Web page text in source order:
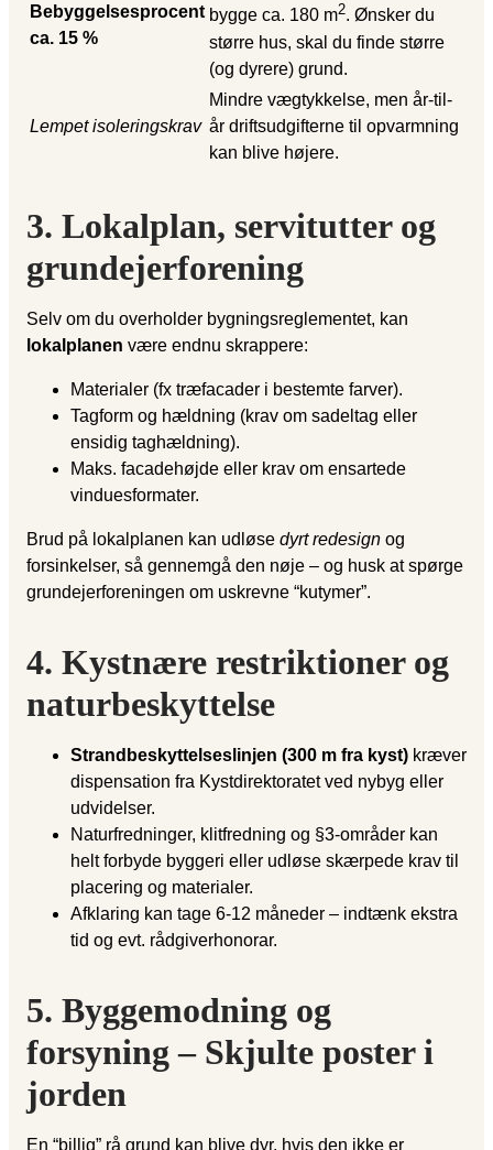
Bebyggelsesprocent
ca. 15 %
bygge ca. 180 m2. Ønsker du
større hus, skal du finde større
(og dyrere) grund.
Lempet isoleringskrav
Mindre vægtykkelse, men år-til-
år driftsudgifterne til opvarmning
kan blive højere.
3. Lokalplan, servitutter og
grundejerforening
Selv om du overholder bygningsreglementet, kan
lokalplanen være endnu skrappere:
Materialer (fx træfacader i bestemte farver).
Tagform og hældning (krav om sadeltag eller
ensidig taghældning).
Maks. facadehøjde eller krav om ensartede
vinduesformater.
Brud på lokalplanen kan udløse dyrt redesign og
forsinkelser, så gennemgå den nøje – og husk at spørge
grundejerforeningen om uskrevne “kutymer”.
4. Kystnære restriktioner og
naturbeskyttelse
Strandbeskyttelseslinjen (300 m fra kyst) kræver
dispensation fra Kystdirektoratet ved nybyg eller
udvidelser.
Naturfredninger, klitfredning og §3-områder kan
helt forbyde byggeri eller udløse skærpede krav til
placering og materialer.
Afklaring kan tage 6-12 måneder – indtænk ekstra
tid og evt. rådgiverhonorar.
5. Byggemodning og
forsyning – Skjulte poster i
jorden
En “billig” rå grund kan blive dyr, hvis den ikke er